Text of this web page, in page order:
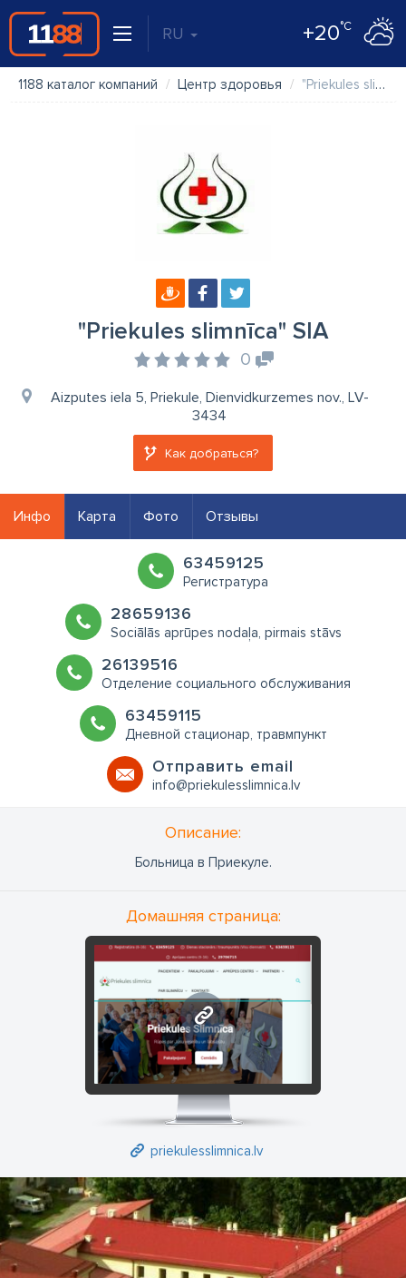
RU +20°C
1188 каталог компаний Центр здоровья "Priekules slimnīca" SIA
"Priekules slimnīca" SIA
0
Aizputes iela 5, Priekule, Dienvidkurzemes nov., LV-
3434
Как добраться?
Инфо Карта Фото Отзывы
63459125
Регистратура
28659136
Sociālās aprūpes nodaļa, pirmais stāvs
26139516
Отделение социального обслуживания
63459115
Дневной стационар, травмпункт
Oтправить email
info@priekulesslimnica.lv
Oписание:
Больница в Приекуле.
Домашняя страница:
priekulesslimnica.lv
priekulesslimnica.lv